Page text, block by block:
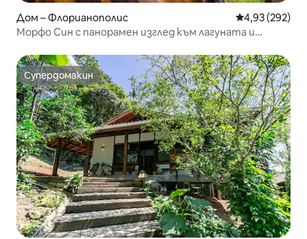
Дом – Флорианополис Средна
4,93 (292)
Морфо Син с панорамен изглед към лагуната и
Супердомакин
Супердомакин